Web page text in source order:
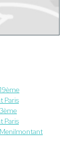
Paris
Paris